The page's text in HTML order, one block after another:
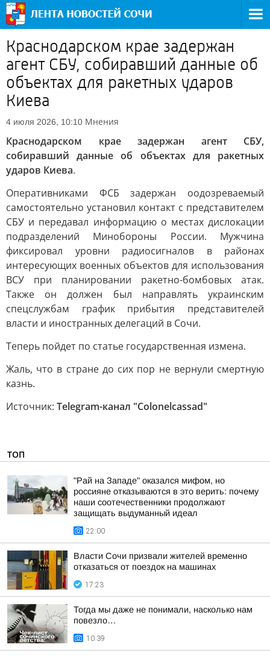
Краснодарском крае задержан
агент СБУ, собиравший данные об
объектах для ракетных ударов
Киева
4 июля 2026, 10:10 Мнения
Краснодарском крае задержан агент СБУ,
собиравший данные об объектах для ракетных
ударов Киева.
Оперативниками ФСБ задержан оодозреваемый
самостоятельно установил контакт с представителем
СБУ и передавал информацию о местах дислокации
подразделений Минобороны России. Мужчина
фиксировал уровни радиосигналов в районах
интересующих военных объектов для использования
ВСУ при планировании ракетно-бомбовых атак.
Также он должен был направлять украинским
спецслужбам график прибытия представителей
власти и иностранных делегаций в Сочи.
Теперь пойдет по статье государственная измена.
Жаль, что в стране до сих пор не вернули смертную
казнь.
Источник: Telegram-канал "Colonelcassad"
ТОП
"Рай на Западе" оказался мифом, но
россияне отказываются в это верить: почему
наши соотечественники продолжают
защищать выдуманный идеал
22:00
Власти Сочи призвали жителей временно
отказаться от поездок на машинах
17:23
Тогда мы даже не понимали, насколько нам
повезло…
10:39